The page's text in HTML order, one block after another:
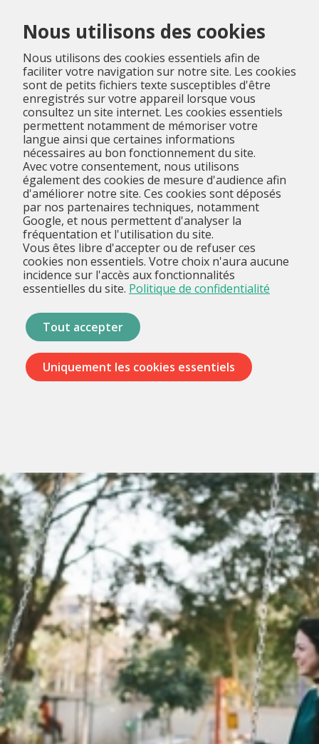
Nous utilisons des cookies
Nous utilisons des cookies essentiels afin de
faciliter votre navigation sur notre site. Les cookies
sont de petits fichiers texte susceptibles d'être
enregistrés sur votre appareil lorsque vous
consultez un site internet. Les cookies essentiels
permettent notamment de mémoriser votre
langue ainsi que certaines informations
nécessaires au bon fonctionnement du site.
Avec votre consentement, nous utilisons
également des cookies de mesure d'audience afin
d'améliorer notre site. Ces cookies sont déposés
par nos partenaires techniques, notamment
Google, et nous permettent d'analyser la
fréquentation et l'utilisation du site.
Vous êtes libre d'accepter ou de refuser ces
cookies non essentiels. Votre choix n'aura aucune
incidence sur l'accès aux fonctionnalités
essentielles du site. Politique de confidentialité
Tout accepter
Uniquement les cookies essentiels
Menu